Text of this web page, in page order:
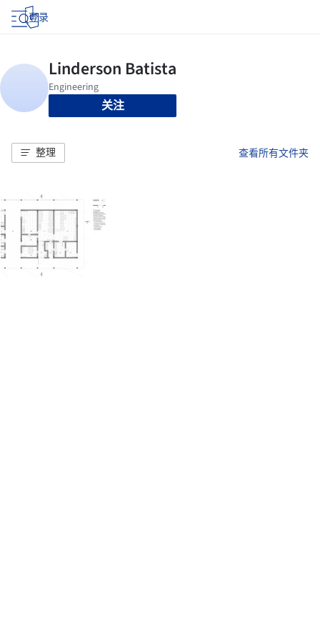
登录
关注
整理 查看所有文件夹